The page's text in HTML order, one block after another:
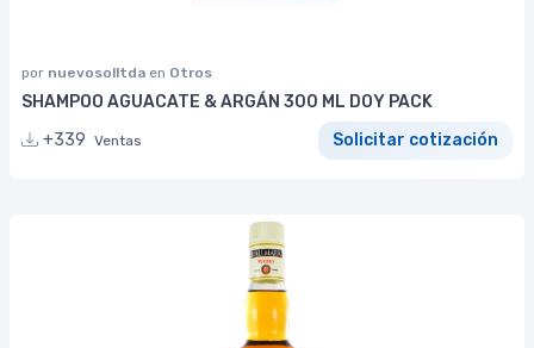
por nuevosolltda en Otros
SHAMPOO AGUACATE & ARGÁN 300 ML DOY PACK
+339 Ventas Solicitar cotización